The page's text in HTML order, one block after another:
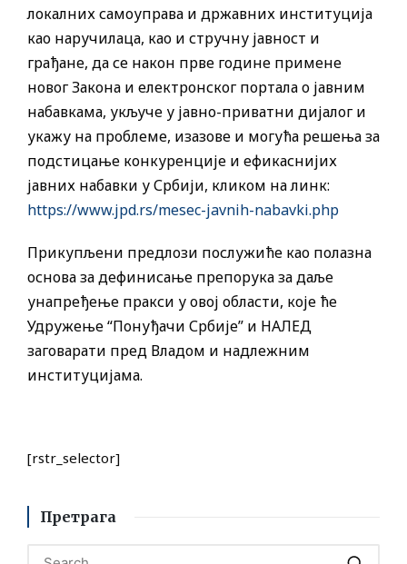
локалних самоуправа и државних институција
као наручилаца, као и стручну јавност и
грађане, да се након прве године примене
новог Закона и електронског портала о јавним
набавкама, укључе у јавно-приватни дијалог и
укажу на проблеме, изазове и могућа решења за
подстицање конкуренције и ефикаснијих
јавних набавки у Србији, кликом на линк:
https://www.jpd.rs/mesec-javnih-nabavki.php
Прикупљени предлози послужиће као полазна
основа за дефинисање препорука за даље
унапређење пракси у овој области, које ће
Удружење “Понуђачи Србије” и НАЛЕД
заговарати пред Владом и надлежним
институцијама.
[rstr_selector]
Претрага